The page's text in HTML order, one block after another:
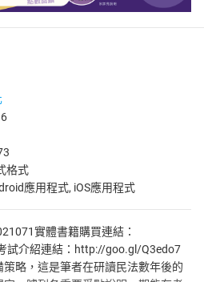
格式
應用程式, iOS應用程式
實體書籍購買連結：
試介紹連結：http://goo.gl/Q3edo7
略，這是筆者在研讀民法數年後的